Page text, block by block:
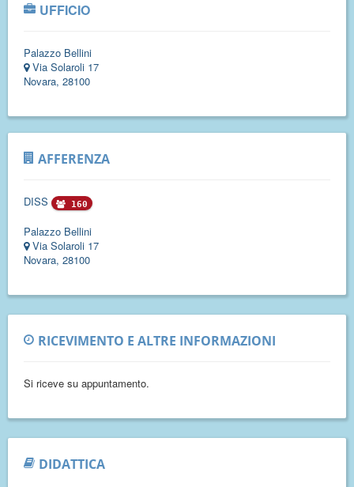
UFFICIO
Palazzo Bellini
Via Solaroli 17
Novara, 28100
AFFERENZA
DISS 160
Palazzo Bellini
Via Solaroli 17
Novara, 28100
RICEVIMENTO E ALTRE INFORMAZIONI
Si riceve su appuntamento.
DIDATTICA